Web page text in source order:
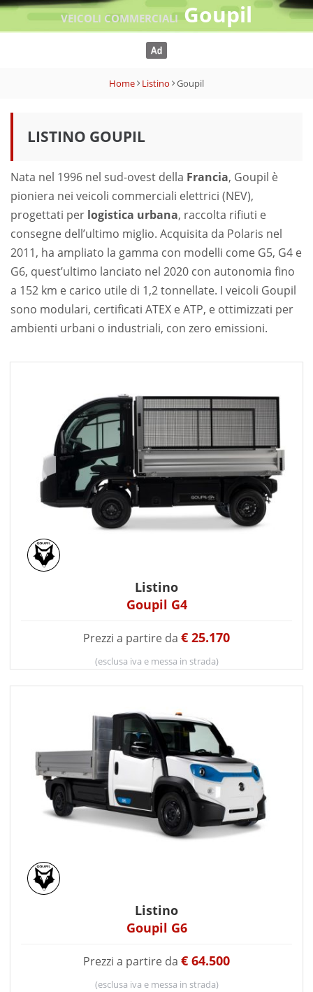
VEICOLI COMMERCIALI Goupil
Home Listino Goupil
LISTINO GOUPIL
Nata nel 1996 nel sud-ovest della Francia, Goupil è
pioniera nei veicoli commerciali elettrici (NEV),
progettati per logistica urbana, raccolta rifiuti e
consegne dell’ultimo miglio. Acquisita da Polaris nel
2011, ha ampliato la gamma con modelli come G5, G4 e
G6, quest’ultimo lanciato nel 2020 con autonomia fino
a 152 km e carico utile di 1,2 tonnellate. I veicoli Goupil
sono modulari, certificati ATEX e ATP, e ottimizzati per
ambienti urbani o industriali, con zero emissioni.
Listino
Goupil G4
Prezzi a partire da € 25.170
(esclusa iva e messa in strada)
Listino
Goupil G6
Prezzi a partire da € 64.500
(esclusa iva e messa in strada)